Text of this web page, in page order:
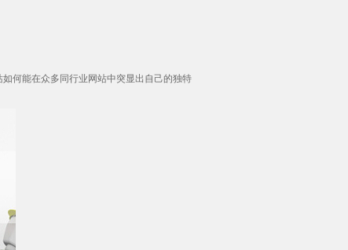
何能在众多同行业网站中突显出自己的独特